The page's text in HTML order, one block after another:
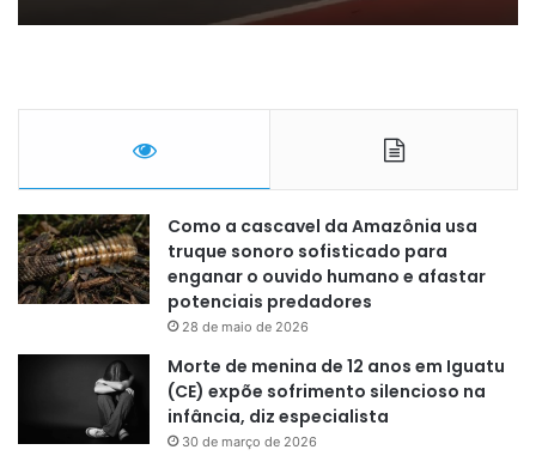
Como a cascavel da Amazônia usa
truque sonoro sofisticado para
enganar o ouvido humano e afastar
potenciais predadores
28 de maio de 2026
Morte de menina de 12 anos em Iguatu
(CE) expõe sofrimento silencioso na
infância, diz especialista
30 de março de 2026